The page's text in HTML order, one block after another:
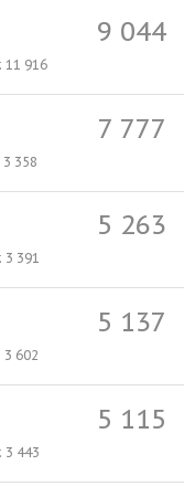
9 044
11 916
7 777
3 358
5 263
3 391
5 137
3 602
5 115
3 443